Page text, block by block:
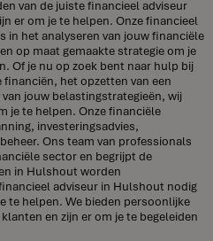
van de juiste financieel adviseur
er om je te helpen. Onze financieel
in het analyseren van jouw financiële
op maat gemaakte strategie om je
Of je nu op zoek bent naar hulp bij
het opzetten van een
jouw belastingstrategieën, wij
je te helpen. Onze financiële
investeringsadvies,
Ons team van professionals
sector en begrijpt de
in Hulshout worden
adviseur in Hulshout nodig
te helpen. We bieden persoonlijke
en zijn er om je te begeleiden